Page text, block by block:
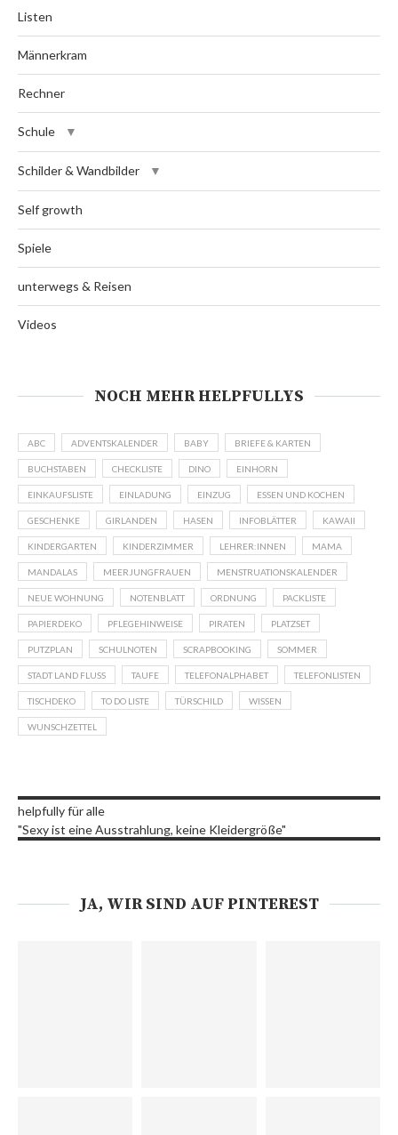
Listen
Männerkram
Rechner
Schule
Schilder & Wandbilder
Self growth
Spiele
unterwegs & Reisen
Videos
NOCH MEHR HELPFULLYS
ABC ADVENTSKALENDER BABY BRIEFE & KARTEN
BUCHSTABEN CHECKLISTE DINO EINHORN
EINKAUFSLISTE EINLADUNG EINZUG ESSEN UND KOCHEN
GESCHENKE GIRLANDEN HASEN INFOBLÄTTER KAWAII
KINDERGARTEN KINDERZIMMER LEHRER:INNEN MAMA
MANDALAS MEERJUNGFRAUEN MENSTRUATIONSKALENDER
NEUE WOHNUNG NOTENBLATT ORDNUNG PACKLISTE
PAPIERDEKO PFLEGEHINWEISE PIRATEN PLATZSET
PUTZPLAN SCHULNOTEN SCRAPBOOKING SOMMER
STADT LAND FLUSS TAUFE TELEFONALPHABET TELEFONLISTEN
TISCHDEKO TO DO LISTE TÜRSCHILD WISSEN
WUNSCHZETTEL
helpfully für alle
"Sexy ist eine Ausstrahlung, keine Kleidergröße"
JA, WIR SIND AUF PINTEREST